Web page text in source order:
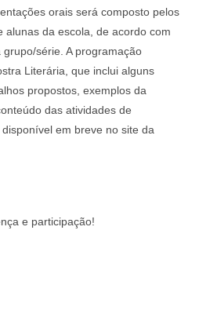
orais será composto pelos
alunas da escola, de acordo com
série. A programação
Literária, que inclui alguns
propostos, exemplos da
das atividades de
em breve no site da
e participação!